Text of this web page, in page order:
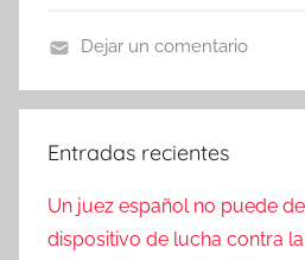
o
c
i
Dejar un comentario
Entradas recientes
Un juez español no puede
dispositivo de lucha contra